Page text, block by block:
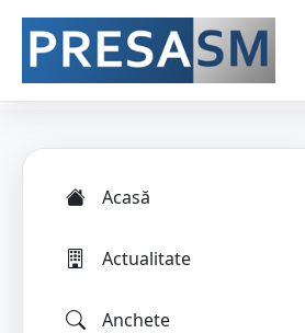
Acasă
Actualitate
Anchete